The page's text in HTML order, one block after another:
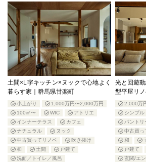
土間×L字キッチン×ヌックで心地よく
暮らす家｜群馬県甘楽町
小上がり
1,000万円〜2,000万円
100㎡〜
WIC
アトリエ
インナーテラス
カフェ
ナチュラル
ヌック
中古買ってリノベ
吹き抜け
和
土間
戸建て
洗面／トイレ／風呂
光と回遊
型平屋リ
2,000万
シンプル
パントリ
中古買っ
和
戸建て
玄関/エ